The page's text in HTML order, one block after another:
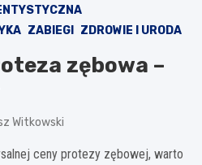
ZABIEGI ZDROWIE I URODA
zębowa –
Witkowski
ceny protezy zębowej, warto